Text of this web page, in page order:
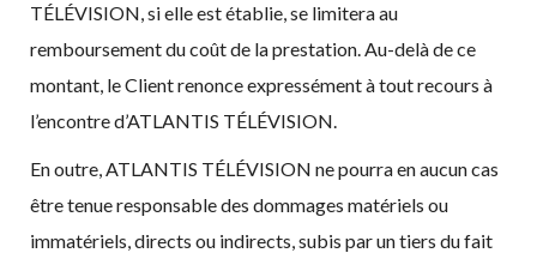
TÉLÉVISION, si elle est établie, se limitera au
remboursement du coût de la prestation. Au-delà de ce
montant, le Client renonce expressément à tout recours à
l’encontre d’ATLANTIS TÉLÉVISION.
En outre, ATLANTIS TÉLÉVISION ne pourra en aucun cas
être tenue responsable des dommages matériels ou
immatériels, directs ou indirects, subis par un tiers du fait